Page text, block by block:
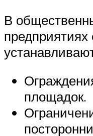
В
площадок.